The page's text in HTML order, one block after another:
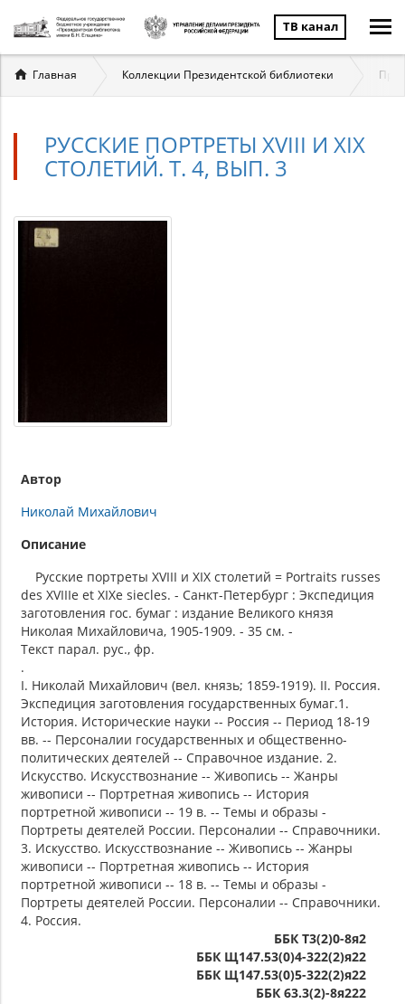
ТВ канал
Вы
здесь
Главная Коллекции Президентской библиотеки
РУССКИЕ ПОРТРЕТЫ XVIII И XIX
СТОЛЕТИЙ. Т. 4, ВЫП. 3
Автор
Николай Михайлович
Описание
Русские портреты XVIII и XIX столетий = Portraits russes
des XVIIIe et XIXe siecles. - Санкт-Петербург : Экспедиция
заготовления гос. бумаг : издание Великого князя
Николая Михайловича, 1905-1909. - 35 см. -
Текст парал. рус., фр.
.
I. Николай Михайлович (вел. князь; 1859-1919). II. Россия.
Экспедиция заготовления государственных бумаг.1.
История. Исторические науки -- Россия -- Период 18-19
вв. -- Персоналии гоcударственных и общественно-
политических деятелей -- Справочное издание. 2.
Искусство. Искусствознание -- Живопись -- Жанры
живописи -- Портретная живопись -- История
портретной живописи -- 19 в. -- Темы и образы -
Портреты деятелей России. Персоналии -- Справочники.
3. Искусство. Искусствознание -- Живопись -- Жанры
живописи -- Портретная живопись -- История
портретной живописи -- 18 в. -- Темы и образы -
Портреты деятелей России. Персоналии -- Справочники.
4. Россия.
ББК Т3(2)0-8я2
ББК Щ147.53(0)4-322(2)я22
ББК Щ147.53(0)5-322(2)я22
ББК 63.3(2)-8я222